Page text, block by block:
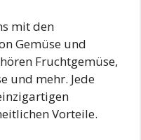
mit den
Gemüse und
Fruchtgemüse,
und mehr. Jede
Vorteile.